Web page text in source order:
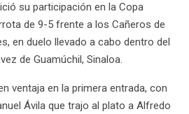
su participación en la Copa
de 9-5 frente a los Cañeros de
en duelo llevado a cabo dentro del
de Guamúchil, Sinaloa.
ventaja en la primera entrada, con
Ávila que trajo al plato a Alfredo